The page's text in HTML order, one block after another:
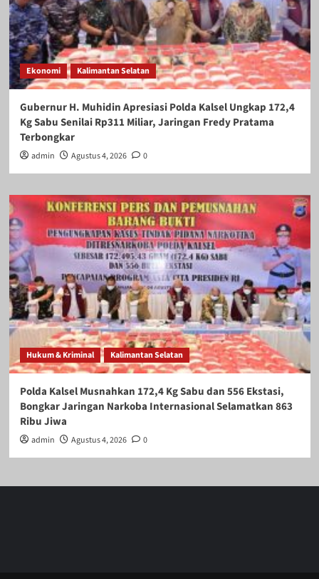
Ekonomi Kalimantan Selatan
Gubernur H. Muhidin Apresiasi Polda Kalsel Ungkap 172,4
Kg Sabu Senilai Rp311 Miliar, Jaringan Fredy Pratama
Terbongkar
admin Agustus 4, 2026 0
Hukum & Kriminal Kalimantan Selatan
Polda Kalsel Musnahkan 172,4 Kg Sabu dan 556 Ekstasi,
Bongkar Jaringan Narkoba Internasional Selamatkan 863
Ribu Jiwa
admin Agustus 4, 2026 0